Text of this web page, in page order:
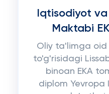
Iqtisodiyot
Maktabi
Oliy ta'limga oid
to'g'risidagi
binoan EKA
diplom